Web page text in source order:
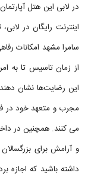
اینترنت رایگان در
سامرا مشهد امکانات
از زمان تاسیس تا به
این رضایت‌ها نشان
مجرب و متعهد خود در
می کنند. همچنین در
و آرامش برای
داشته باشید که اجازه